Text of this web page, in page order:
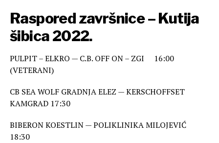
Raspored završnice – Kutija
šibica 2022.
PULPIT – ELKRO — C.B. OFF ON – ZGI 16:00
(VETERANI)
CB SEA WOLF GRADNJA ELEZ — KERSCHOFFSET
KAMGRAD 17:30
BIBERON KOESTLIN — POLIKLINIKA MILOJEVIĆ
18:30